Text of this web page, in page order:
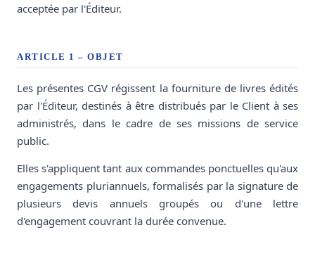
acceptée par l'Éditeur.
ARTICLE 1 – OBJET
Les présentes CGV régissent la fourniture de livres édités
par l'Éditeur, destinés à être distribués par le Client à ses
administrés, dans le cadre de ses missions de service
public.
Elles s'appliquent tant aux commandes ponctuelles qu'aux
engagements pluriannuels, formalisés par la signature de
plusieurs devis annuels groupés ou d'une lettre
d'engagement couvrant la durée convenue.